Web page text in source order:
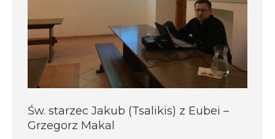
Św. starzec Jakub (Tsalikis) z Eubei –
Grzegorz Makal